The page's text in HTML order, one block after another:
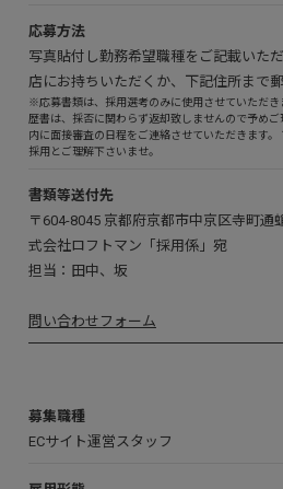
応募方法
写真貼付し勤務希望職種をご記載いた
店にお持ちいただくか、下記住所まで
※応募書類は、採用選考のみに使用させていただ
歴書は、採否に関わらず返却致しませんので予め
内に面接審査の日程をご連絡させていただきます
採用とご理解下さいませ。
書類等送付先
〒604-8045 京都府京都市中京区寺町通
式会社ロフトマン「採用係」宛
担当：田中、坂
問い合わせフォーム
募集職種
ECサイト運営スタッフ